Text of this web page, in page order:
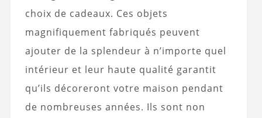
choix de cadeaux. Ces objets
magnifiquement fabriqués peuvent
ajouter de la splendeur à n’importe quel
intérieur et leur haute qualité garantit
qu’ils décoreront votre maison pendant
de nombreuses années. Ils sont non